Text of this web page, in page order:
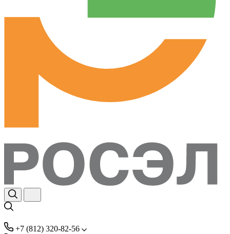
+7 (812) 320-82-56